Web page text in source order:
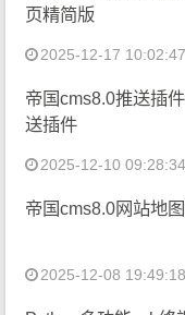
页精简版
2025-12-17 10:02:47
帝国cms8.0推送插
送插件
2025-12-10 09:28:34
帝国cms8.0网站地
2025-12-08 19:49:18